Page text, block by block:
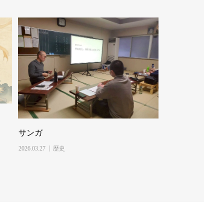
サンガ
2026.03.27 歴史